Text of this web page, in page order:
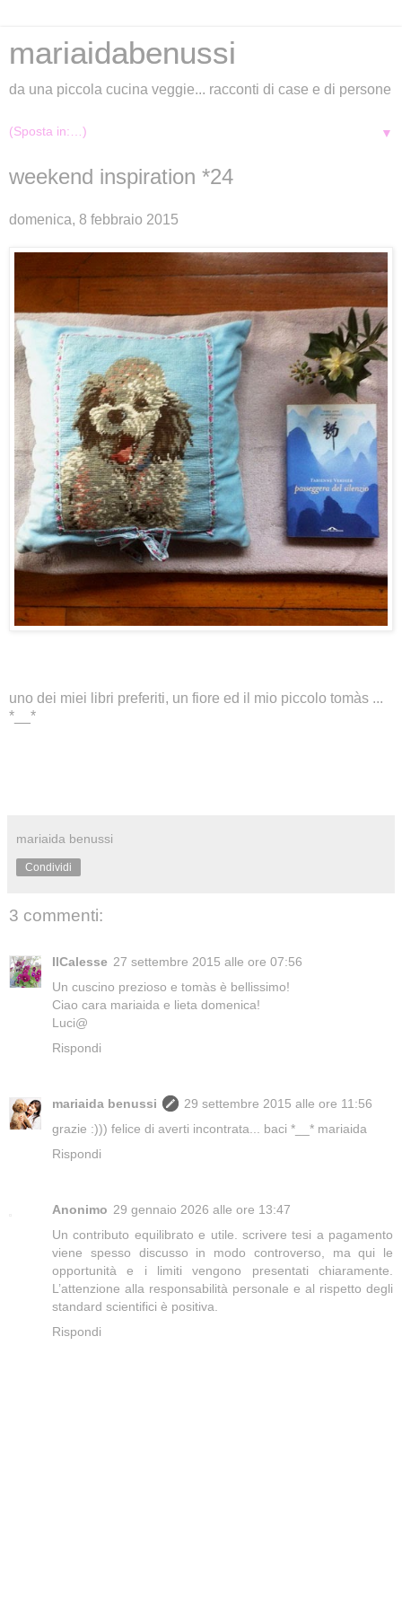
mariaidabenussi
da una piccola cucina veggie... racconti di case e di persone
▼
weekend inspiration *24
domenica, 8 febbraio 2015
uno dei miei libri preferiti, un fiore ed il mio piccolo tomàs ...
*__*
mariaida benussi
Condividi
3 commenti:
IlCalesse 27 settembre 2015 alle ore 07:56
Un cuscino prezioso e tomàs è bellissimo!
Ciao cara mariaida e lieta domenica!
Luci@
Rispondi
mariaida benussi
29 settembre 2015 alle ore 11:56
grazie :))) felice di averti incontrata... baci *__* mariaida
Rispondi
Anonimo 29 gennaio 2026 alle ore 13:47
Un contributo equilibrato e utile. scrivere tesi a pagamento
viene spesso discusso in modo controverso, ma qui le
opportunità e i limiti vengono presentati chiaramente.
L’attenzione alla responsabilità personale e al rispetto degli
standard scientifici è positiva.
Rispondi